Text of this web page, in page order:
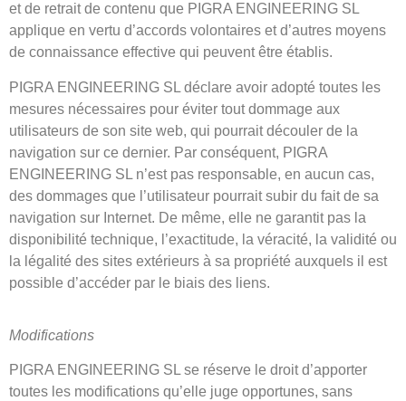
et de retrait de contenu que PIGRA ENGINEERING SL
applique en vertu d’accords volontaires et d’autres moyens
de connaissance effective qui peuvent être établis.
PIGRA ENGINEERING SL déclare avoir adopté toutes les
mesures nécessaires pour éviter tout dommage aux
utilisateurs de son site web, qui pourrait découler de la
navigation sur ce dernier. Par conséquent, PIGRA
ENGINEERING SL n’est pas responsable, en aucun cas,
des dommages que l’utilisateur pourrait subir du fait de sa
navigation sur Internet. De même, elle ne garantit pas la
disponibilité technique, l’exactitude, la véracité, la validité ou
la légalité des sites extérieurs à sa propriété auxquels il est
possible d’accéder par le biais des liens.
Modifications
PIGRA ENGINEERING SL se réserve le droit d’apporter
toutes les modifications qu’elle juge opportunes, sans